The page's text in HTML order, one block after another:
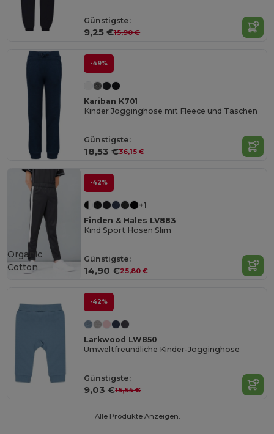
Günstigste:
9,25 €15,90 €
-49%
Kariban K701
Kinder Jogginghose mit Fleece und Taschen
Günstigste:
18,53 €36,15 €
-42%
+1
Finden & Hales LV883
Kind Sport Hosen Slim
Günstigste:
14,90 €25,80 €
Organic
Cotton
-42%
Larkwood LW850
Umweltfreundliche Kinder-Jogginghose
Günstigste:
9,03 €15,54 €
Alle Produkte Anzeigen.